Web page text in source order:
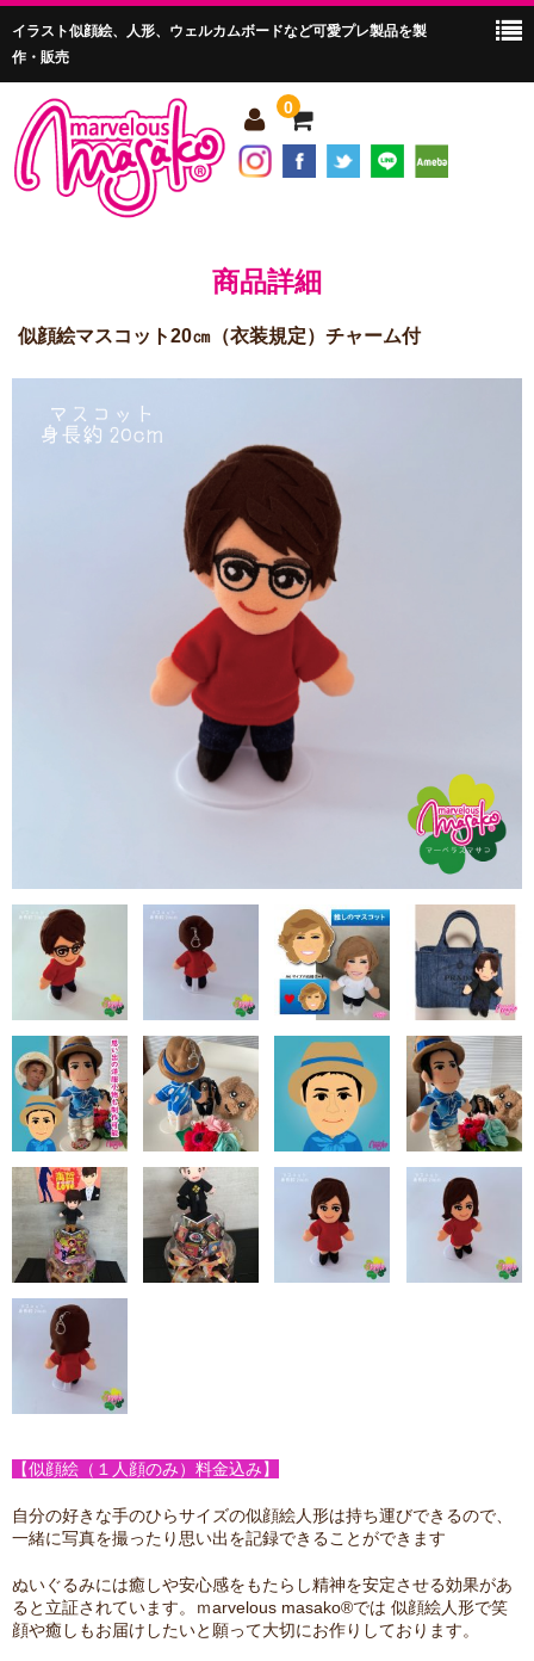
イラスト似顔絵、人形、ウェルカムボードなど可愛プレ製品を製
作・販売
0
マーベラスマサコって？
お問い合わせ
商品詳細
似顔絵マスコット20㎝（衣装規定）チャーム付
【似顔絵（１人顔のみ）料金込み】
自分の好きな手のひらサイズの似顔絵人形は持ち運びできるので、
一緒に写真を撮ったり思い出を記録できることができます
ぬいぐるみには癒しや安心感をもたらし精神を安定させる効果があ
ると立証されています。ｍarvelous masako®では 似顔絵人形で笑
顔や癒しもお届けしたいと願って大切にお作りしております。